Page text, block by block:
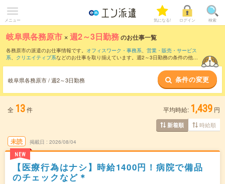
メニュー 気になる! ログイン 検索
岐阜県各務原市 ×週2～3日勤務のお仕事一覧
各務原市の派遣のお仕事情報です。 オフィスワーク・事務系、 営業・販売・サービス
系、 クリエイティブ系などのお仕事を取り揃えています。週2～3日勤務の条件の他
岐阜県各務原市 / 週2～3日勤務 条件の変更
全 13件 平均時給: 1,439 円
新着順 時給順
未読
NEW
掲載日 2026/08/04
【医療行為はナシ】時給1400円！病院で備品
のチェックなど＊